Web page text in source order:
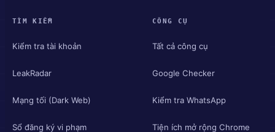
TÌM KIẾM
Kiểm tra tài khoản
LeakRadar
Mạng tối (Dark Web)
Sổ đăng ký vi phạm
CÔNG CỤ
Tất cả công cụ
Google Checker
Kiểm tra WhatsApp
Tiện ích mở rộng Chrome